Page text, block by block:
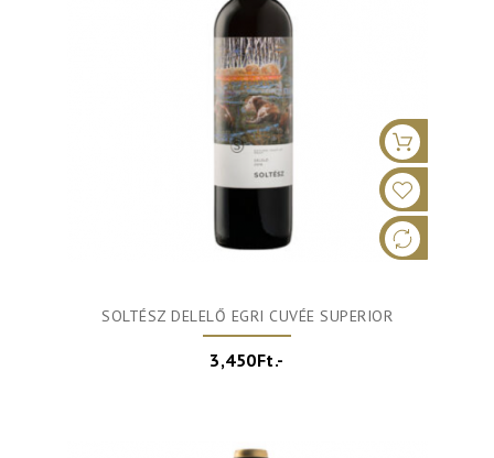
SOLTÉSZ DELELŐ EGRI CUVÉE SUPERIOR
3,450Ft.-